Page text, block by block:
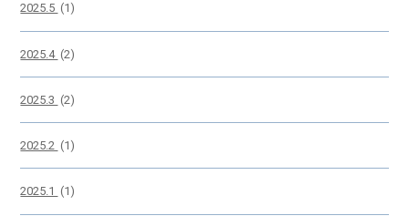
2025.5 (1)
2025.4 (2)
2025.3 (2)
2025.2 (1)
2025.1 (1)